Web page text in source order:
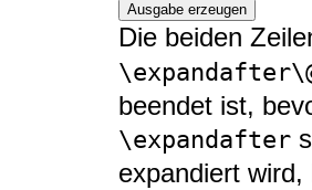
Ausgabe erzeugen
Die beiden
beendet ist,
\expandafter
expandiert wird,